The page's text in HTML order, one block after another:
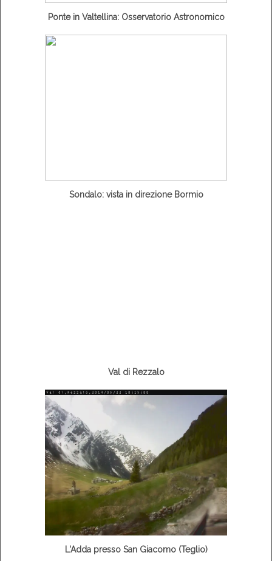
Ponte in Valtellina: Osservatorio Astronomico
Sondalo: vista in direzione Bormio
Val di Rezzalo
L'Adda presso San Giacomo (Teglio)